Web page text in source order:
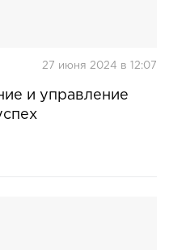
27 июня 2024 в 12:07
и управление